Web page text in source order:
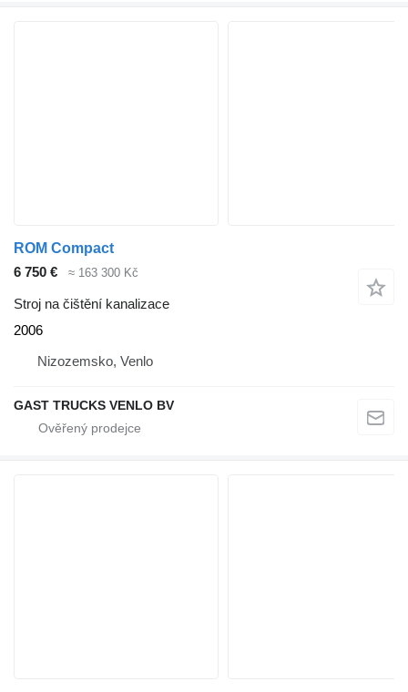
ROM Compact
6 750 €
≈ 163 300 Kč
Stroj na čištění kanalizace
2006
Nizozemsko, Venlo
GAST TRUCKS VENLO BV